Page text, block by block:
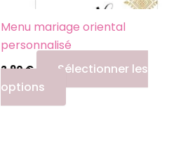
Menu mariage oriental
personnalisé
2,90€
Sélectionner les
options